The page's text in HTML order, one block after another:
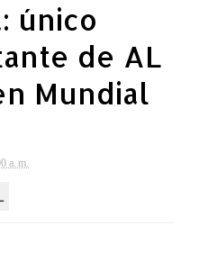
único
de AL
Mundial
a. m.